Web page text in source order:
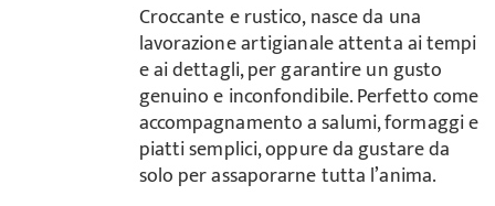
Croccante e rustico, nasce da una
lavorazione artigianale attenta ai tempi
e ai dettagli, per garantire un gusto
genuino e inconfondibile. Perfetto come
accompagnamento a salumi, formaggi e
piatti semplici, oppure da gustare da
solo per assaporarne tutta l’anima.